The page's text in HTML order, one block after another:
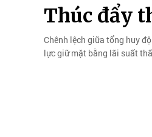
Thúc đẩy
Chênh lệch giữa tổng huy
lực giữ mặt bằng lãi suất